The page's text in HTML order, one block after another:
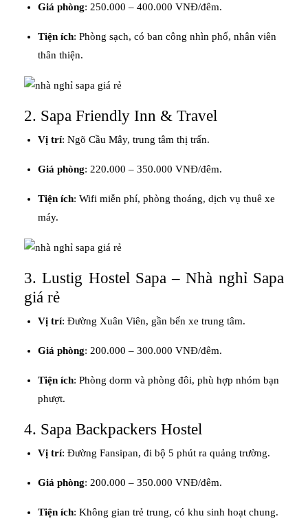
Giá phòng: 250.000 – 400.000 VNĐ/đêm.
Tiện ích: Phòng sạch, có ban công nhìn phố, nhân viên
thân thiện.
2. Sapa Friendly Inn & Travel
Vị trí: Ngõ Cầu Mây, trung tâm thị trấn.
Giá phòng: 220.000 – 350.000 VNĐ/đêm.
Tiện ích: Wifi miễn phí, phòng thoáng, dịch vụ thuê xe
máy.
3. Lustig Hostel Sapa – Nhà nghỉ Sapa
giá rẻ
Vị trí: Đường Xuân Viên, gần bến xe trung tâm.
Giá phòng: 200.000 – 300.000 VNĐ/đêm.
Tiện ích: Phòng dorm và phòng đôi, phù hợp nhóm bạn
phượt.
4. Sapa Backpackers Hostel
Vị trí: Đường Fansipan, đi bộ 5 phút ra quảng trường.
Giá phòng: 200.000 – 350.000 VNĐ/đêm.
Tiện ích: Không gian trẻ trung, có khu sinh hoạt chung.